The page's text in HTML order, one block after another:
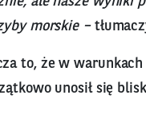
morskie –
to, że w
unosił się